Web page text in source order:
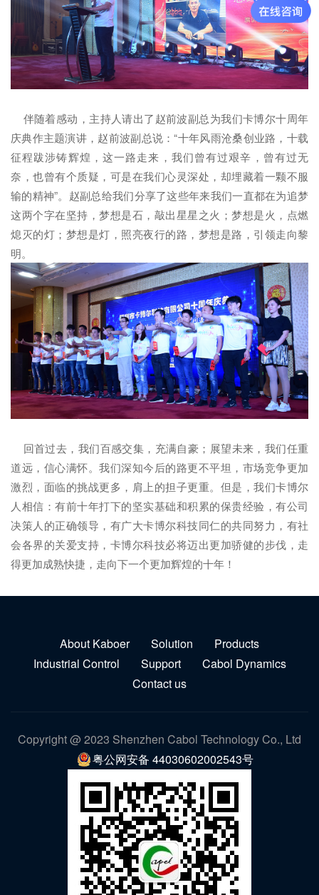
伴随着感动，主持人请出了赵前波副总为我们卡博尔十周年
庆典作主题演讲，赵前波副总说：“十年风雨沧桑创业路，十载
征程跋涉铸辉煌，这一路走来，我们曾有过艰辛，曾有过无
奈，也曾有个质疑，可是在我们心灵深处，却埋藏着一颗不服
输的精神”。赵副总给我们分享了这些年来我们一直都在为追梦
这两个字在坚持，梦想是石，敲出星星之火；梦想是火，点燃
熄灭的灯；梦想是灯，照亮夜行的路，梦想是路，引领走向黎
明。
回首过去，我们百感交集，充满自豪；展望未来，我们任重
道远，信心满怀。我们深知今后的路更不平坦，市场竞争更加
激烈，面临的挑战更多，肩上的担子更重。但是，我们卡博尔
人相信：有前十年打下的坚实基础和积累的保贵经验，有公司
决策人的正确领导，有广大卡博尔科技同仁的共同努力，有社
会各界的关爱支持，卡博尔科技必将迈出更加骄健的步伐，走
得更加成熟快捷，走向下一个更加辉煌的十年！
About Kaboer Solution
Products
Industrial Control
Support
Cabol Dynamics
Contact us
Copyright @ 2023 Shenzhen Cabol Technology Co., Ltd
粤公网安备 44030602002543号